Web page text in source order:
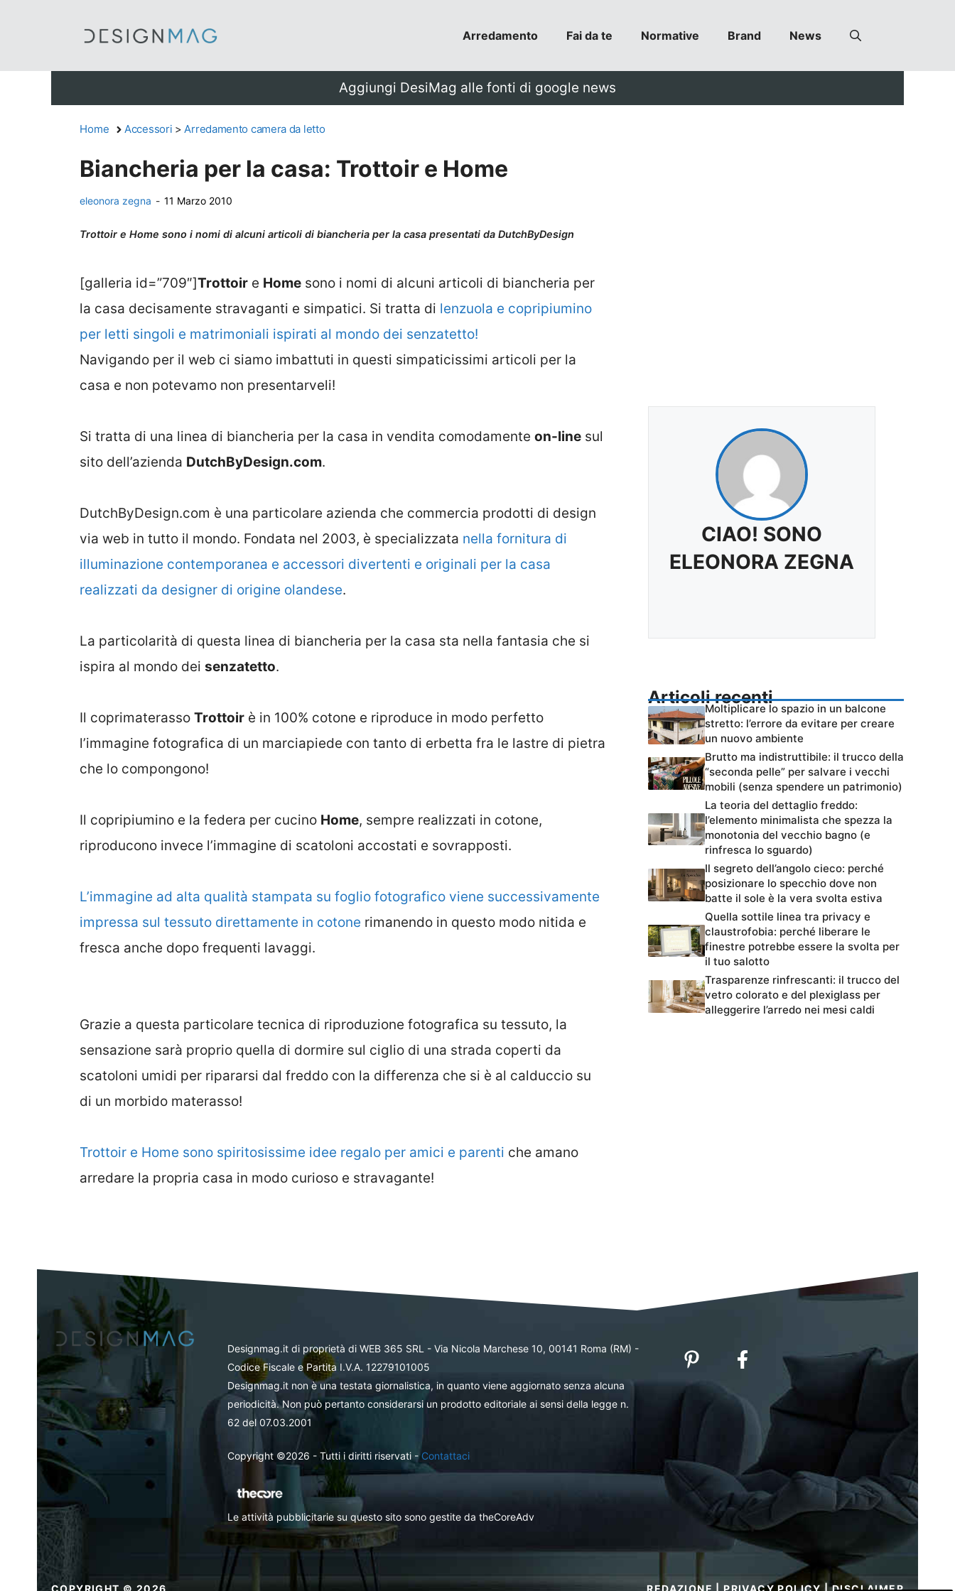
Arredamento Fai da te Normative Brand News
Aggiungi DesiMag alle fonti di google news
Home Accessori >Arredamento camera da letto
Biancheria per la casa: Trottoir e Home
eleonora zegna - 11 Marzo 2010
Trottoir e Home sono i nomi di alcuni articoli di biancheria per la casa presentati da DutchByDesign
[galleria id=”709″]Trottoir e Home sono i nomi di alcuni articoli di biancheria per
la casa decisamente stravaganti e simpatici. Si tratta di lenzuola e copripiumino
per letti singoli e matrimoniali ispirati al mondo dei senzatetto!
Navigando per il web ci siamo imbattuti in questi simpaticissimi articoli per la
casa e non potevamo non presentarveli!
Si tratta di una linea di biancheria per la casa in vendita comodamente on-line sul
sito dell’azienda DutchByDesign.com.
DutchByDesign.com è una particolare azienda che commercia prodotti di design
via web in tutto il mondo. Fondata nel 2003, è specializzata nella fornitura di
illuminazione contemporanea e accessori divertenti e originali per la casa
realizzati da designer di origine olandese.
La particolarità di questa linea di biancheria per la casa sta nella fantasia che si
ispira al mondo dei senzatetto.
Il coprimaterasso Trottoir è in 100% cotone e riproduce in modo perfetto
l’immagine fotografica di un marciapiede con tanto di erbetta fra le lastre di pietra
che lo compongono!
Il copripiumino e la federa per cucino Home, sempre realizzati in cotone,
riproducono invece l’immagine di scatoloni accostati e sovrapposti.
L’immagine ad alta qualità stampata su foglio fotografico viene successivamente
impressa sul tessuto direttamente in cotone rimanendo in questo modo nitida e
fresca anche dopo frequenti lavaggi.
Grazie a questa particolare tecnica di riproduzione fotografica su tessuto, la
sensazione sarà proprio quella di dormire sul ciglio di una strada coperti da
scatoloni umidi per ripararsi dal freddo con la differenza che si è al calduccio su
di un morbido materasso!
Trottoir e Home sono spiritosissime idee regalo per amici e parenti che amano
arredare la propria casa in modo curioso e stravagante!
CIAO! SONO
ELEONORA ZEGNA
Articoli recenti
Moltiplicare lo spazio in un balcone
stretto: l’errore da evitare per creare
un nuovo ambiente
Brutto ma indistruttibile: il trucco della
“seconda pelle” per salvare i vecchi
mobili (senza spendere un patrimonio)
La teoria del dettaglio freddo:
l’elemento minimalista che spezza la
monotonia del vecchio bagno (e
rinfresca lo sguardo)
Il segreto dell’angolo cieco: perché
posizionare lo specchio dove non
batte il sole è la vera svolta estiva
Quella sottile linea tra privacy e
claustrofobia: perché liberare le
finestre potrebbe essere la svolta per
il tuo salotto
Trasparenze rinfrescanti: il trucco del
vetro colorato e del plexiglass per
alleggerire l’arredo nei mesi caldi
Designmag.it di proprietà di WEB 365 SRL - Via Nicola Marchese 10, 00141 Roma (RM) -
Codice Fiscale e Partita I.V.A. 12279101005
Designmag.it non è una testata giornalistica, in quanto viene aggiornato senza alcuna
periodicità. Non può pertanto considerarsi un prodotto editoriale ai sensi della legge n.
62 del 07.03.2001
Copyright ©2026 - Tutti i diritti riservati -Contattaci
Le attività pubblicitarie su questo sito sono gestite da theCoreAdv
COPYRIGHT © 2026 REDAZIONE PRIVACY POLICY |DISCLAIMER